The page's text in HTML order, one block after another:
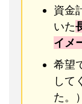
資金
いた
イメ
希望
して
た。）